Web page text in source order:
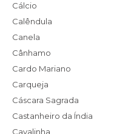
Cálcio
Calêndula
Canela
Cânhamo
Cardo Mariano
Carqueja
Cáscara Sagrada
Castanheiro da Índia
Cavalinha